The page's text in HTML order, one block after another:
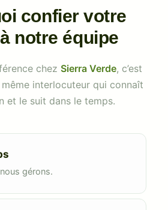
confier votre
notre équipe
chez Sierra Verde, c’est
interlocuteur qui connaît
et le suit dans le temps.
gérons.